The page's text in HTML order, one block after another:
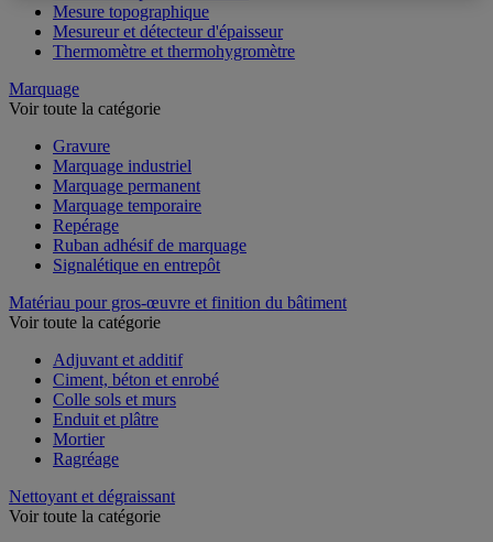
Mesure topographique
Mesureur et détecteur d'épaisseur
Thermomètre et thermohygromètre
Marquage
Voir toute la catégorie
Gravure
Marquage industriel
Marquage permanent
Marquage temporaire
Repérage
Ruban adhésif de marquage
Signalétique en entrepôt
Matériau pour gros-œuvre et finition du bâtiment
Voir toute la catégorie
Adjuvant et additif
Ciment, béton et enrobé
Colle sols et murs
Enduit et plâtre
Mortier
Ragréage
Nettoyant et dégraissant
Voir toute la catégorie